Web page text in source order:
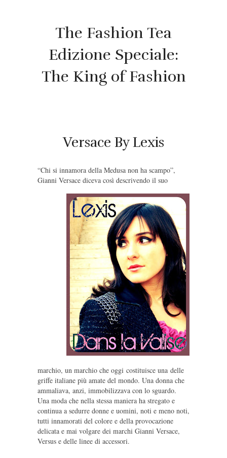
The Fashion Tea
Edizione Speciale:
The King of Fashion
Versace By Lexis
“Chi si innamora della Medusa non ha scampo”,
Gianni Versace diceva così descrivendo il suo
marchio, un marchio che oggi costituisce una delle
griffe italiane più amate del mondo. Una donna che
ammaliava, anzi, immobilizzava con lo sguardo.
Una moda che nella stessa maniera ha stregato e
continua a sedurre donne e uomini, noti e meno noti,
tutti innamorati del colore e della provocazione
delicata e mai volgare dei marchi Gianni Versace,
Versus e delle linee di accessori.